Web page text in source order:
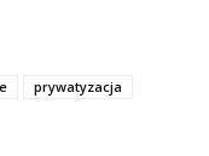
prywatyzacja